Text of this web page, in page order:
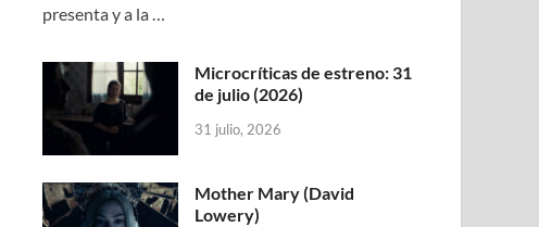
presenta y a la …
Microcríticas de estreno: 31
de julio (2026)
31 julio, 2026
Mother Mary (David
Lowery)